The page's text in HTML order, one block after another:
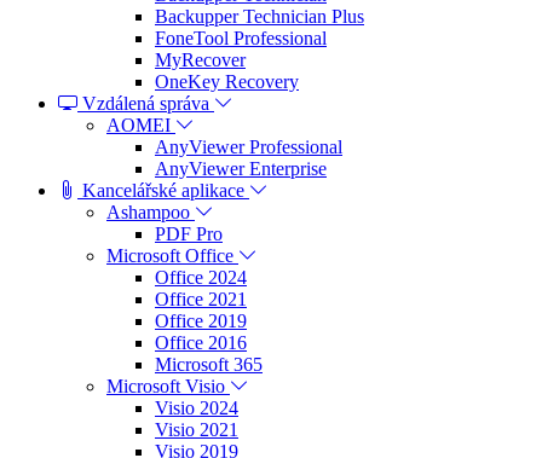
Backupper Technician Plus
FoneTool Professional
MyRecover
OneKey Recovery
Vzdálená správa
AOMEI
AnyViewer Professional
AnyViewer Enterprise
Kancelářské aplikace
Ashampoo
PDF Pro
Microsoft Office
Office 2024
Office 2021
Office 2019
Office 2016
Microsoft 365
Microsoft Visio
Visio 2024
Visio 2021
Visio 2019